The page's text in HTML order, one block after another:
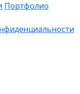
Портфолио